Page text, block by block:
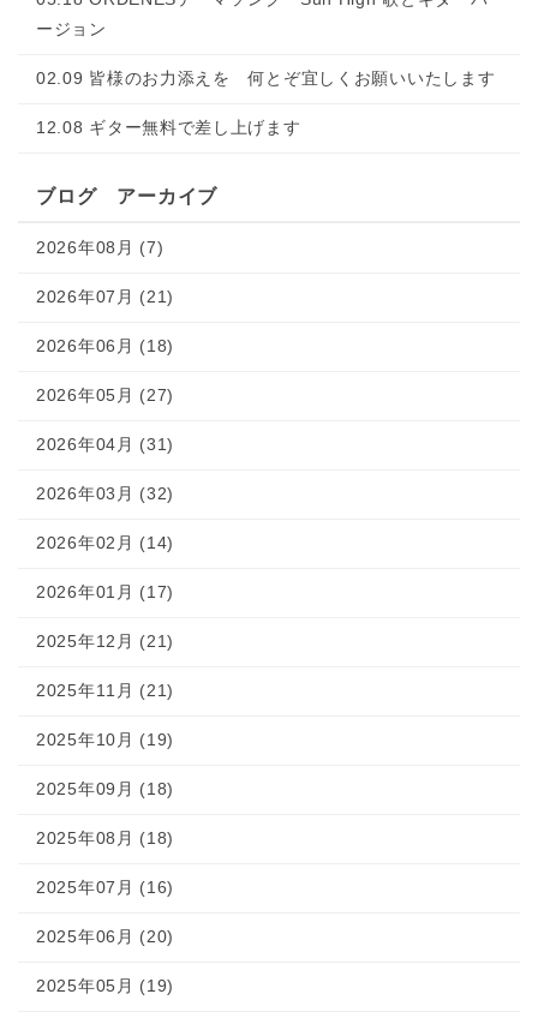
ージョン
02.09 皆様のお力添えを 何とぞ宜しくお願いいたします
12.08 ギター無料で差し上げます
ブログ アーカイブ
2026年08月 (7)
2026年07月 (21)
2026年06月 (18)
2026年05月 (27)
2026年04月 (31)
2026年03月 (32)
2026年02月 (14)
2026年01月 (17)
2025年12月 (21)
2025年11月 (21)
2025年10月 (19)
2025年09月 (18)
2025年08月 (18)
2025年07月 (16)
2025年06月 (20)
2025年05月 (19)